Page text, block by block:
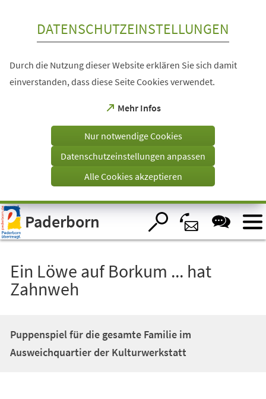
Visuelle
Assistenzsoftware
öffnen.
DATENSCHUTZEINSTELLUNGEN
Durch die Nutzung dieser Website erklären Sie sich damit
einverstanden, dass diese Seite Cookies verwendet.
Mehr Infos
(Öffnet
einem
Tab)
Nur notwendige Cookies
Datenschutzeinstellungen anpassen
Alle Cookies akzeptieren
Paderborn
Ein Löwe auf Borkum ... hat
Zahnweh
Puppenspiel für die gesamte Familie im
Ausweichquartier der Kulturwerkstatt